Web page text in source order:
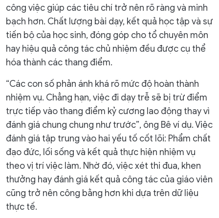
công việc giúp các tiêu chí trở nên rõ ràng và minh
bạch hơn. Chất lượng bài dạy, kết quả học tập và sự
tiến bộ của học sinh, đóng góp cho tổ chuyên môn
hay hiệu quả công tác chủ nhiệm đều được cụ thể
hóa thành các thang điểm.
“Các con số phản ánh khá rõ mức độ hoàn thành
nhiệm vụ. Chẳng hạn, việc đi dạy trễ sẽ bị trừ điểm
trực tiếp vào thang điểm kỷ cương lao động thay vì
đánh giá chung chung như trước”, ông Bê ví dụ. Việc
đánh giá tập trung vào hai yếu tố cốt lõi: Phẩm chất
đạo đức, lối sống và kết quả thực hiện nhiệm vụ
theo vị trí việc làm. Nhờ đó, việc xét thi đua, khen
thưởng hay đánh giá kết quả công tác của giáo viên
cũng trở nên công bằng hơn khi dựa trên dữ liệu
thực tế.